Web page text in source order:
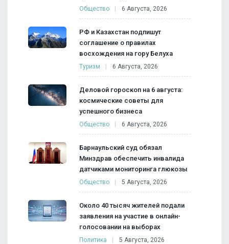
Общество 6 Августа, 2026
РФ и Казахстан подпишут
соглашение о правилах
восхождения на гору Белуха
Туризм 6 Августа, 2026
Деловой гороскоп на 6 августа:
космические советы для
успешного бизнеса
Общество 6 Августа, 2026
Барнаульский суд обязал
Минздрав обеспечить инвалида
датчиками мониторинга глюкозы
Общество 5 Августа, 2026
Около 40 тысяч жителей подали
заявления на участие в онлайн-
голосовании на выборах
Политика 5 Августа, 2026